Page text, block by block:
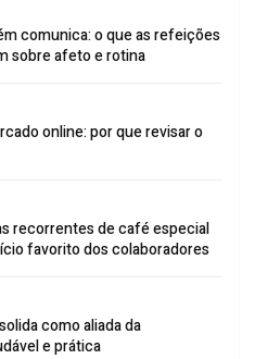
comunica: o que as refeições
sobre afeto e rotina
online: por que revisar o
recorrentes de café especial
favorito dos colaboradores
como aliada da
e prática